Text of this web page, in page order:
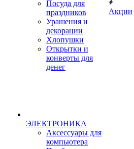
Посуда для
праздников
Урашения и
декорации
Хлопушки
Открытки и
конверты для
денег
ЭЛЕКТРОНИКА
Аксессуары для
компьютера
Акции